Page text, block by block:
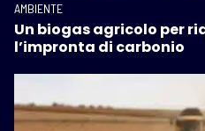
AMBIENTE
Un biogas agricolo per
l’impronta di carbonio